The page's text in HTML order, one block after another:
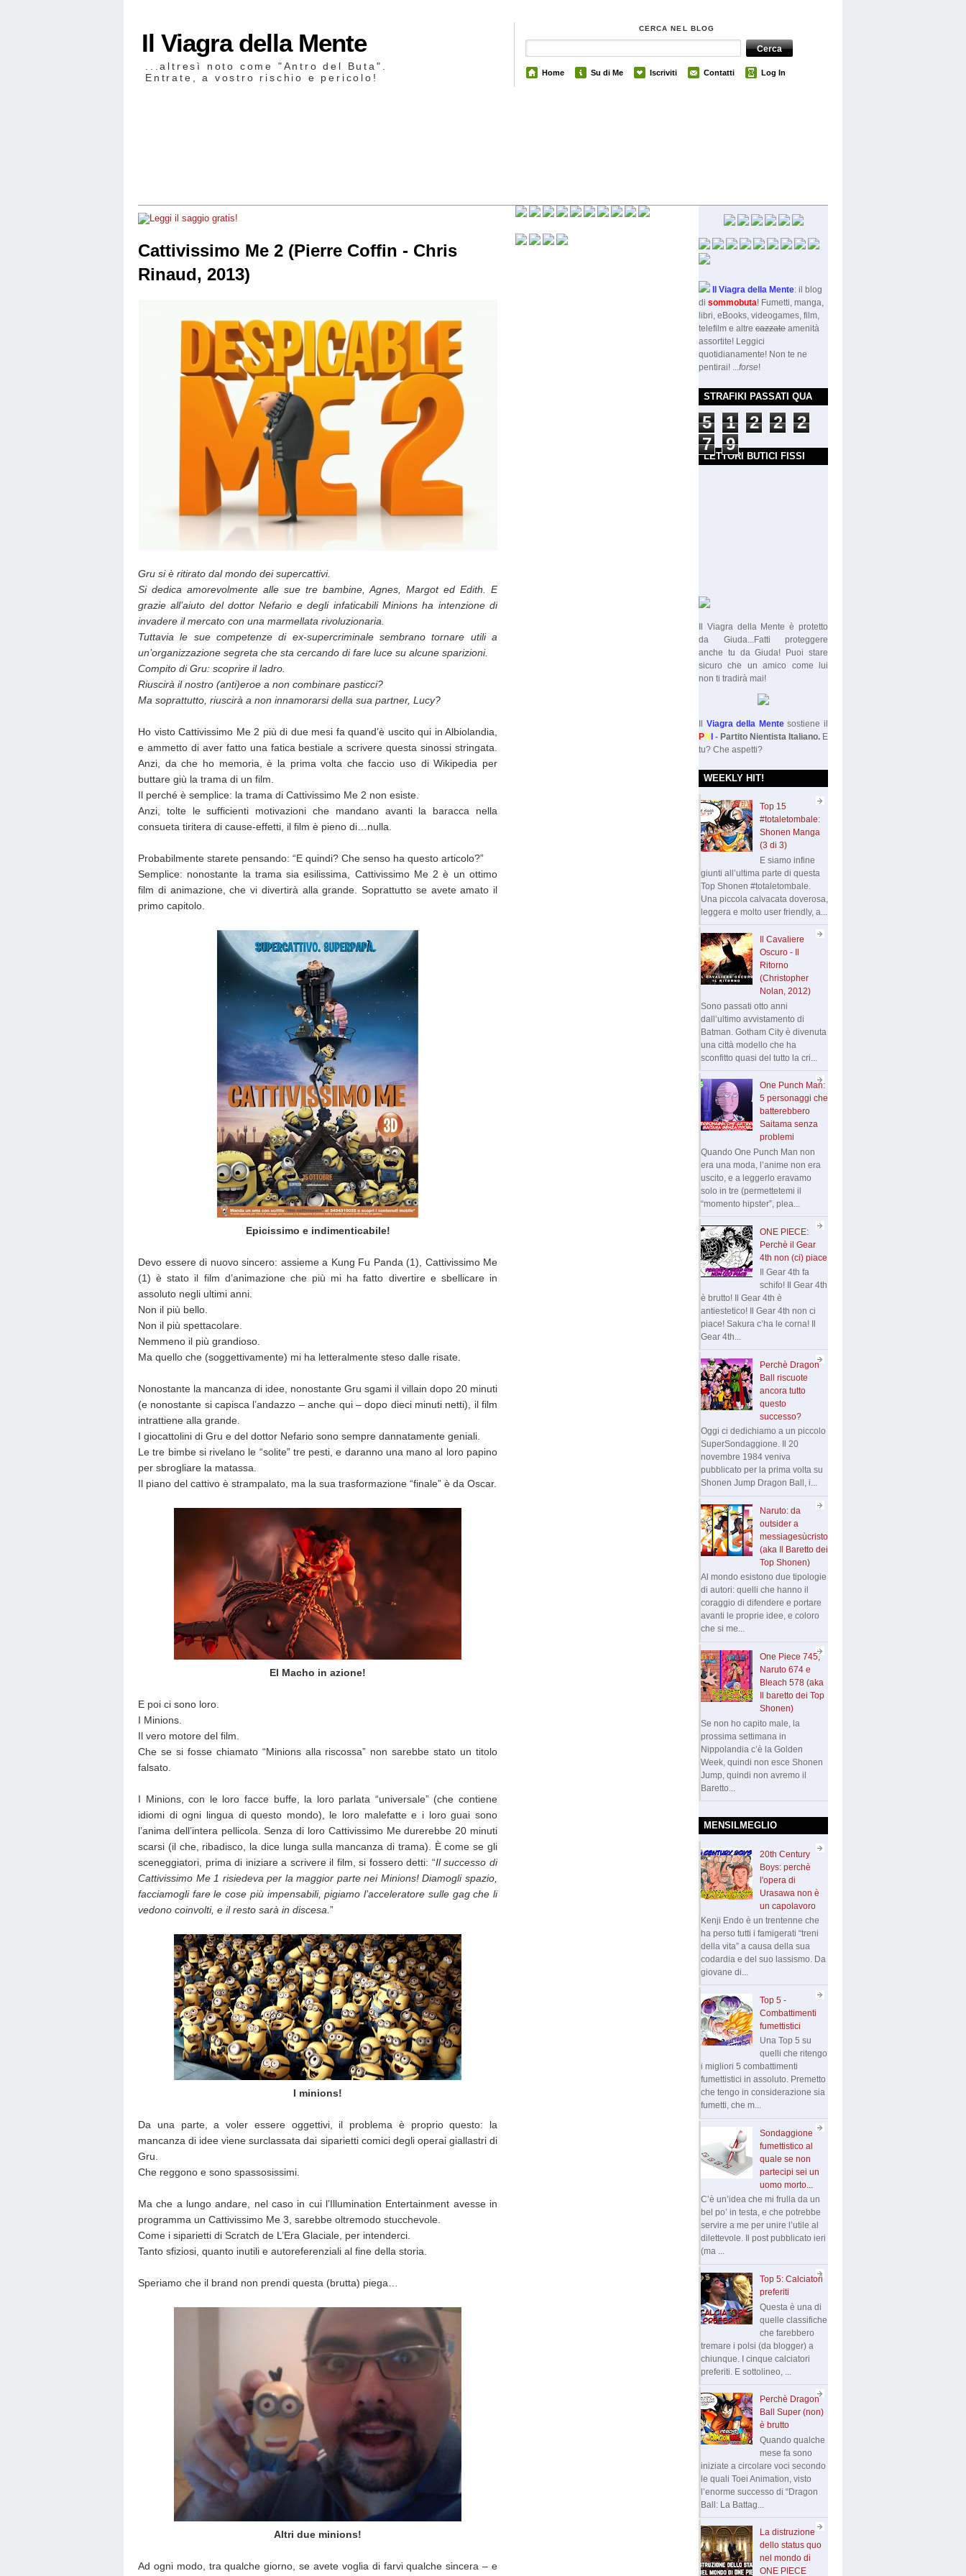
Il Viagra della Mente
...altresì noto come "Antro del Buta".
Entrate, a vostro rischio e pericolo!
CERCA NEL BLOG
Home Su di Me Iscriviti Contatti Log In
Cattivissimo Me 2 (Pierre Coffin - Chris
Rinaud, 2013)
Gru si è ritirato dal mondo dei supercattivi.
Si dedica amorevolmente alle sue tre bambine, Agnes, Margot ed Edith. E
grazie all’aiuto del dottor Nefario e degli infaticabili Minions ha intenzione di
invadere il mercato con una marmellata rivoluzionaria.
Tuttavia le sue competenze di ex-supercriminale sembrano tornare utili a
un’organizzazione segreta che sta cercando di fare luce su alcune sparizioni.
Compito di Gru: scoprire il ladro.
Riuscirà il nostro (anti)eroe a non combinare pasticci?
Ma soprattutto, riuscirà a non innamorarsi della sua partner, Lucy?
Ho visto Cattivissimo Me 2 più di due mesi fa quand’è uscito qui in Albiolandia,
e ammetto di aver fatto una fatica bestiale a scrivere questa sinossi stringata.
Anzi, da che ho memoria, è la prima volta che faccio uso di Wikipedia per
buttare giù la trama di un film.
Il perché è semplice: la trama di Cattivissimo Me 2 non esiste.
Anzi, tolte le sufficienti motivazioni che mandano avanti la baracca nella
consueta tiritera di cause-effetti, il film è pieno di…nulla.
Probabilmente starete pensando: “E quindi? Che senso ha questo articolo?”
Semplice: nonostante la trama sia esilissima, Cattivissimo Me 2 è un ottimo
film di animazione, che vi divertirà alla grande. Soprattutto se avete amato il
primo capitolo.
Epicissimo e indimenticabile!
Devo essere di nuovo sincero: assieme a Kung Fu Panda (1), Cattivissimo Me
(1) è stato il film d’animazione che più mi ha fatto divertire e sbellicare in
assoluto negli ultimi anni.
Non il più bello.
Non il più spettacolare.
Nemmeno il più grandioso.
Ma quello che (soggettivamente) mi ha letteralmente steso dalle risate.
Nonostante la mancanza di idee, nonostante Gru sgami il villain dopo 20 minuti
(e nonostante si capisca l’andazzo – anche qui – dopo dieci minuti netti), il film
intrattiene alla grande.
I giocattolini di Gru e del dottor Nefario sono sempre dannatamente geniali.
Le tre bimbe si rivelano le “solite” tre pesti, e daranno una mano al loro papino
per sbrogliare la matassa.
Il piano del cattivo è strampalato, ma la sua trasformazione “finale” è da Oscar.
El Macho in azione!
E poi ci sono loro.
I Minions.
Il vero motore del film.
Che se si fosse chiamato “Minions alla riscossa” non sarebbe stato un titolo
falsato.
I Minions, con le loro facce buffe, la loro parlata “universale” (che contiene
idiomi di ogni lingua di questo mondo), le loro malefatte e i loro guai sono
l’anima dell’intera pellicola. Senza di loro Cattivissimo Me durerebbe 20 minuti
scarsi (il che, ribadisco, la dice lunga sulla mancanza di trama). È come se gli
sceneggiatori, prima di iniziare a scrivere il film, si fossero detti: “Il successo di
Cattivissimo Me 1 risiedeva per la maggior parte nei Minions! Diamogli spazio,
facciamogli fare le cose più impensabili, pigiamo l’acceleratore sulle gag che li
vedono coinvolti, e il resto sarà in discesa. ”
I minions!
Da una parte, a voler essere oggettivi, il problema è proprio questo: la
mancanza di idee viene surclassata dai siparietti comici degli operai giallastri di
Gru.
Che reggono e sono spassosissimi.
Ma che a lungo andare, nel caso in cui l’Illumination Entertainment avesse in
programma un Cattivissimo Me 3, sarebbe oltremodo stucchevole.
Come i siparietti di Scratch de L’Era Glaciale, per intenderci.
Tanto sfiziosi, quanto inutili e autoreferenziali al fine della storia.
Speriamo che il brand non prendi questa (brutta) piega…
Altri due minions!
Ad ogni modo, tra qualche giorno, se avete voglia di farvi qualche sincera – e
Il Viagra della Mente: il blog
di sommobuta! Fumetti, manga,
libri, eBooks, videogames, film,
telefilm e altre cazzate amenità
assortite! Leggici
quotidianamente! Non te ne
pentirai! ...forse!
STRAFIKI PASSATI QUA
5 1 2 2
2
7
9
LETTORI BUTICI FISSI
Il Viagra della Mente è protetto
da Giuda...Fatti proteggere
anche tu da Giuda! Puoi stare
sicuro che un amico come lui
non ti tradirà mai!
Il Viagra della Mentesostiene il
PNI - Partito Nientista Italiano. E
tu? Che aspetti?
WEEKLY HIT!
Top 15
#totaletombale:
Shonen Manga
(3 di 3)
E siamo infine
giunti all’ultima parte di questa
Top Shonen #totaletombale.
Una piccola calvacata doverosa,
leggera e molto user friendly, a...
Il Cavaliere
Oscuro - Il
Ritorno
(Christopher
Nolan, 2012)
Sono passati otto anni
dall’ultimo avvistamento di
Batman. Gotham City è divenuta
una città modello che ha
sconfitto quasi del tutto la cri...
One Punch Man:
5 personaggi che
batterebbero
Saitama senza
problemi
Quando One Punch Man non
era una moda, l’anime non era
uscito, e a leggerlo eravamo
solo in tre (permettetemi il
“momento hipster”, plea...
ONE PIECE:
Perchè il Gear
4th non (ci) piace
Il Gear 4th fa
schifo! Il Gear 4th
è brutto! Il Gear 4th è
antiestetico! Il Gear 4th non ci
piace! Sakura c’ha le corna! Il
Gear 4th...
Perchè Dragon
Ball riscuote
ancora tutto
questo
successo?
Oggi ci dedichiamo a un piccolo
SuperSondaggione. Il 20
novembre 1984 veniva
pubblicato per la prima volta su
Shonen Jump Dragon Ball, i...
Naruto: da
outsider a
messiagesùcristo
(aka Il Baretto dei
Top Shonen)
Al mondo esistono due tipologie
di autori: quelli che hanno il
coraggio di difendere e portare
avanti le proprie idee, e coloro
che si me...
One Piece 745,
Naruto 674 e
Bleach 578 (aka
Il baretto dei Top
Shonen)
Se non ho capito male, la
prossima settimana in
Nippolandia c’è la Golden
Week, quindi non esce Shonen
Jump, quindi non avremo il
Baretto...
MENSILMEGLIO
20th Century
Boys: perchè
l'opera di
Urasawa non è
un capolavoro
Kenji Endo è un trentenne che
ha perso tutti i famigerati “treni
della vita” a causa della sua
codardia e del suo lassismo. Da
giovane di...
Top 5 -
Combattimenti
fumettistici
Una Top 5 su
quelli che ritengo
i migliori 5 combattimenti
fumettistici in assoluto. Premetto
che tengo in considerazione sia
fumetti, che m...
Sondaggione
fumettistico al
quale se non
partecipi sei un
uomo morto...
C’è un’idea che mi frulla da un
bel po’ in testa, e che potrebbe
servire a me per unire l’utile al
dilettevole. Il post pubblicato ieri
(ma ...
Top 5: Calciatori
preferiti
Questa è una di
quelle classifiche
che farebbero
tremare i polsi (da blogger) a
chiunque. I cinque calciatori
preferiti. E sottolineo, ...
Perchè Dragon
Ball Super (non)
è brutto
Quando qualche
mese fa sono
iniziate a circolare voci secondo
le quali Toei Animation, visto
l’enorme successo di “Dragon
Ball: La Battag...
La distruzione
dello status quo
nel mondo di
ONE PIECE